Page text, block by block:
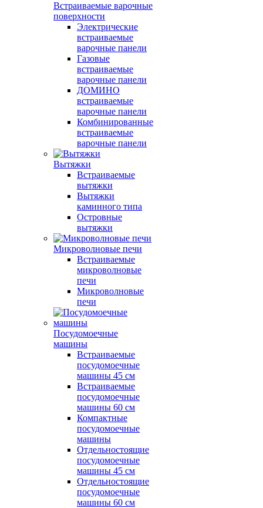
Встраиваемые варочные
поверхности
Электрические
встраиваемые
варочные панели
Газовые
встраиваемые
варочные панели
ДОМИНО
встраиваемые
варочные панели
Комбинированные
встраиваемые
варочные панели
Вытяжки
Встраиваемые
вытяжки
Вытяжки
каминного типа
Островные
вытяжки
Микроволновые печи
Встраиваемые
микроволновые
печи
Микроволновые
печи
Посудомоечные
машины
Встраиваемые
посудомоечные
машины 45 см
Встраиваемые
посудомоечные
машины 60 см
Компактные
посудомоечные
машины
Отдельностоящие
посудомоечные
машины 45 см
Отдельностоящие
посудомоечные
машины 60 см